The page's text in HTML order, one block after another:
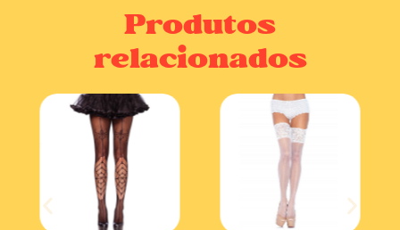
Produtos
relacionados